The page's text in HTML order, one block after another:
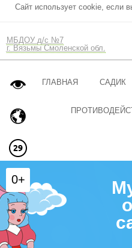
Сайт использует cookie, если
МБДОУ д/с №7
г. Вязьмы Смоленской обл.
ГЛАВНАЯ САДИК
0+